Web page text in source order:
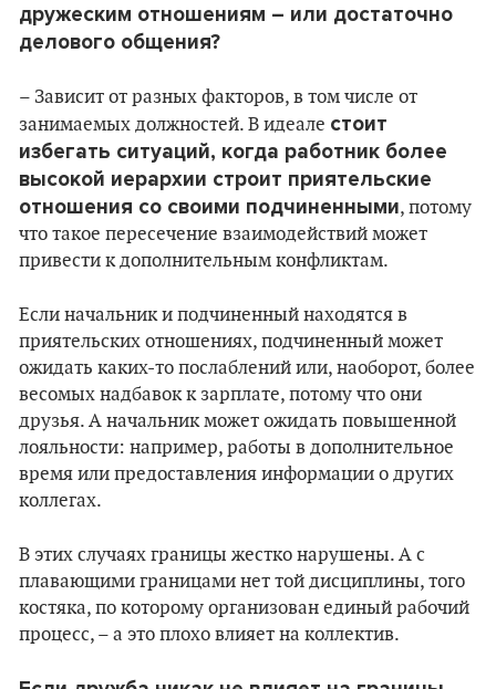
дружеским отношениям – или достаточно
делового общения?
– Зависит от разных факторов, в том числе от
занимаемых должностей. В идеале стоит
избегать ситуаций, когда работник более
высокой иерархии строит приятельские
отношения со своими подчиненными, потому
что такое пересечение взаимодействий может
привести к дополнительным конфликтам.
Если начальник и подчиненный находятся в
приятельских отношениях, подчиненный может
ожидать каких-то послаблений или, наоборот, более
весомых надбавок к зарплате, потому что они
друзья. А начальник может ожидать повышенной
лояльности: например, работы в дополнительное
время или предоставления информации о других
коллегах.
В этих случаях границы жестко нарушены. А с
плавающими границами нет той дисциплины, того
костяка, по которому организован единый рабочий
процесс, – а это плохо влияет на коллектив.